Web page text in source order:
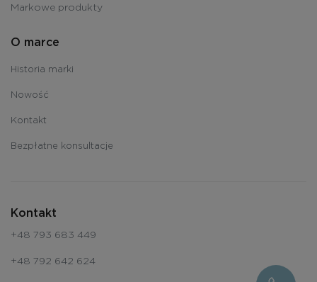
Markowe produkty
O marce
Historia marki
Nowość
Kontakt
Bezpłatne konsultacje
Kontakt
+48 793 683 449
+48 792 642 624